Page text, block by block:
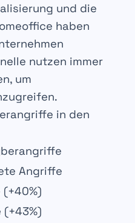
und die
haben
nutzen immer
um
.
in den
Angriffe